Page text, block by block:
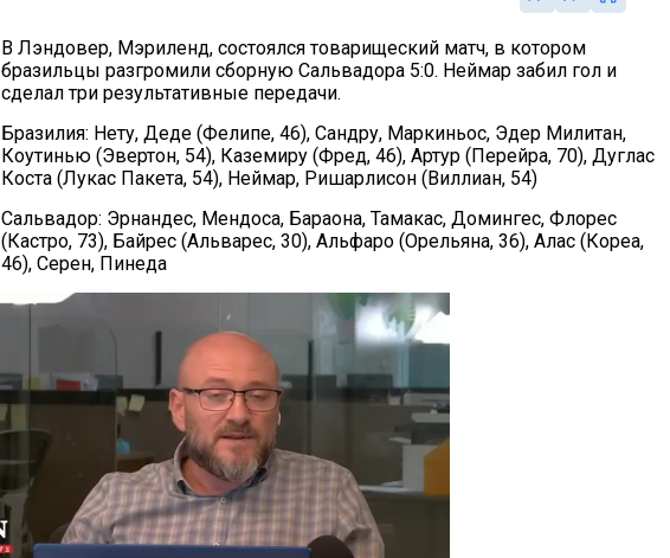
В Лэндовер, Мэриленд, состоялся товарищеский матч, в котором
бразильцы разгромили сборную Сальвадора 5:0. Неймар забил гол и
сделал три результативные передачи.
Бразилия: Нету, Деде (Фелипе, 46), Сандру, Маркиньос, Эдер Милитан,
Коутинью (Эвертон, 54), Каземиру (Фред, 46), Артур (Перейра, 70), Дуглас
Коста (Лукас Пакета, 54), Неймар, Ришарлисон (Виллиан, 54)
Сальвадор: Эрнандес, Мендоса, Бараона, Тамакас, Домингес, Флорес
(Кастро, 73), Байрес (Альварес, 30), Альфаро (Орельяна, 36), Алас (Кореа,
46), Серен, Пинеда